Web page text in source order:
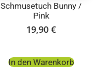
Schmusetuch Bunny /
Pink
19,90 €
In den Warenkorb